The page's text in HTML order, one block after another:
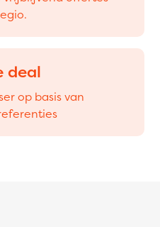
deal
op basis van